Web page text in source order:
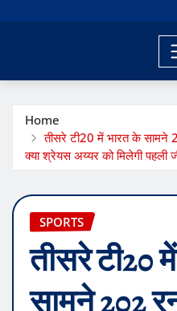
Home
तीसरे टी20 में भारत के सामने
क्या श्रेयस अय्यर को मिलेगी पहली
SPORTS
तीसरे टी20
सामने 202